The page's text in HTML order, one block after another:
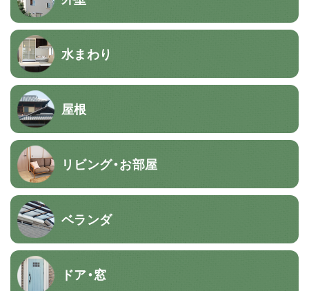
水まわり
屋根
リビング・お部屋
ベランダ
ドア・窓